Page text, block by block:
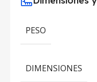
PESO
DIMENSIONES